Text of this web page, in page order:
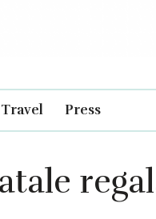
Travel Press